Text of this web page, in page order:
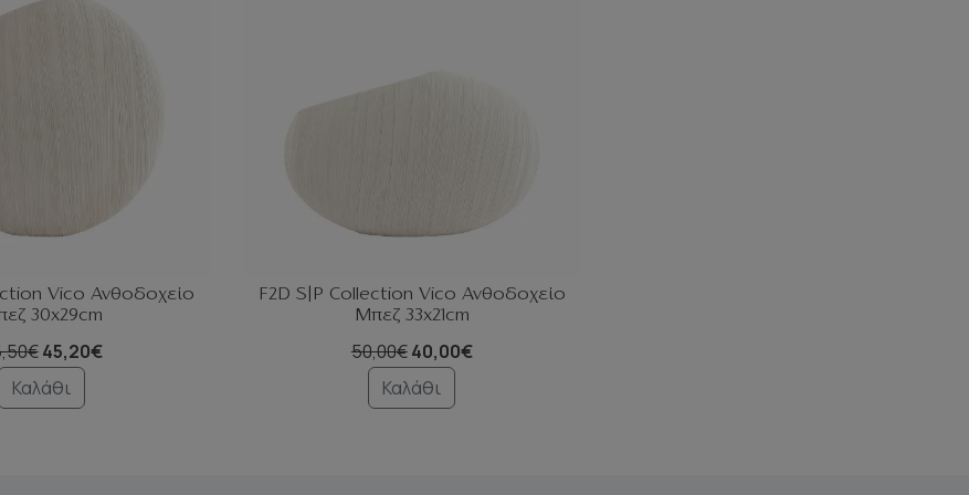
Vico Ανθοδοχείο
30x29cm
45,20€
Καλάθι
F2D S|P Collection Vico Ανθοδοχείο
Μπεζ 33x21cm
50,00€40,00€
Καλάθι